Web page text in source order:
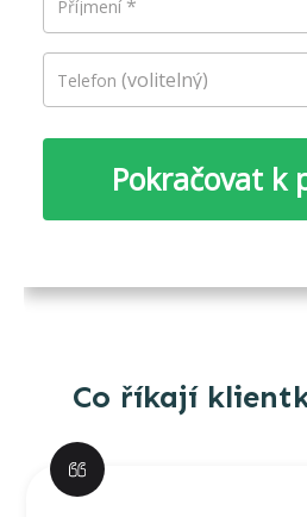
Příjmení *
Telefon (volitelný)
Co říkají